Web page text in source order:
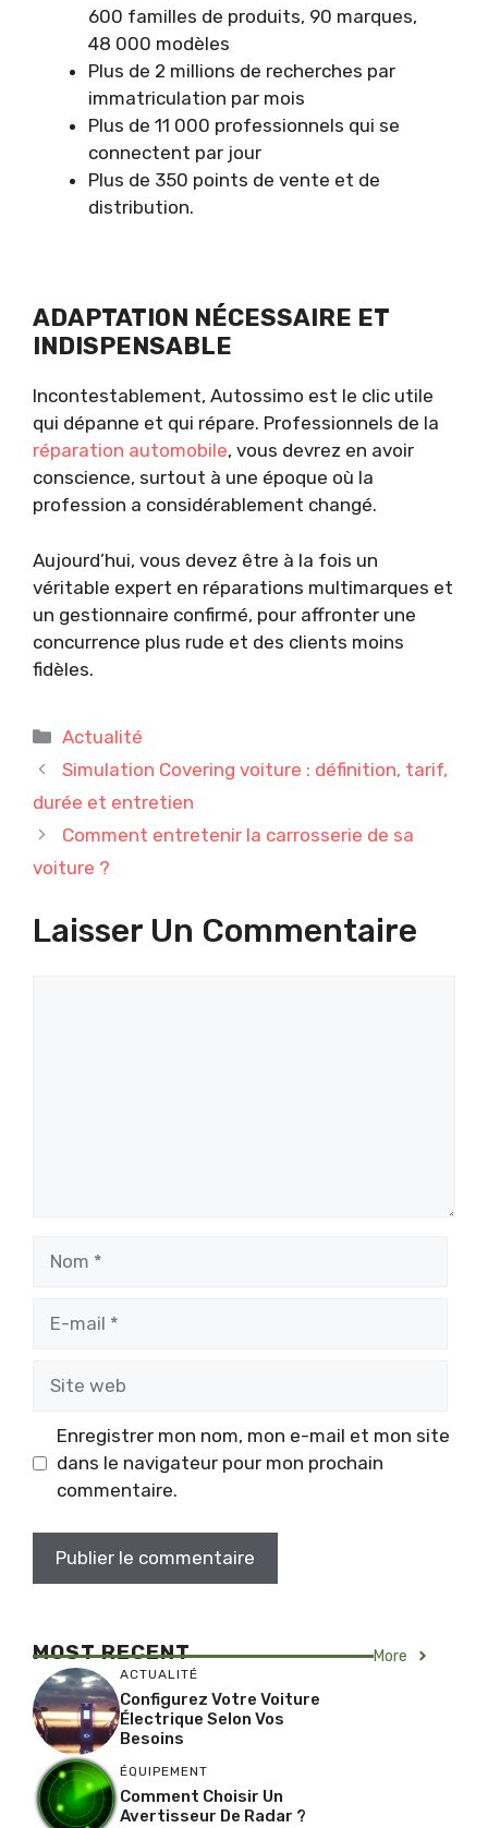
600 familles de produits, 90 marques,
48 000 modèles
Plus de 2 millions de recherches par
immatriculation par mois
Plus de 11 000 professionnels qui se
connectent par jour
Plus de 350 points de vente et de
distribution.
ADAPTATION NÉCESSAIRE ET
INDISPENSABLE
Incontestablement, Autossimo est le clic utile
qui dépanne et qui répare. Professionnels de la
réparation automobile, vous devrez en avoir
conscience, surtout à une époque où la
profession a considérablement changé.
Aujourd’hui, vous devez être à la fois un
véritable expert en réparations multimarques et
un gestionnaire confirmé, pour affronter une
concurrence plus rude et des clients moins
fidèles.
Catégories
Actualité
Simulation Covering voiture : définition, tarif,
durée et entretien
Comment entretenir la carrosserie de sa
voiture ?
Laisser Un Commentaire
Enregistrer mon nom, mon e-mail et mon site
dans le navigateur pour mon prochain
commentaire.
MOST RECENT More
ACTUALITÉ
Configurez Votre Voiture
Électrique Selon Vos
Besoins
ÉQUIPEMENT
Comment Choisir Un
Avertisseur De Radar ?